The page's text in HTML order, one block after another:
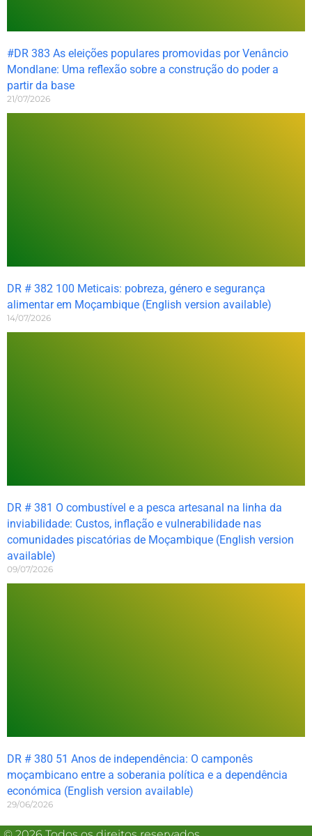
#DR 383 As eleições populares promovidas por Venâncio
Mondlane: Uma reflexão sobre a construção do poder a
partir da base
21/07/2026
DR # 382 100 Meticais: pobreza, género e segurança
alimentar em Moçambique (English version available)
14/07/2026
DR # 381 O combustível e a pesca artesanal na linha da
inviabilidade: Custos, inflação e vulnerabilidade nas
comunidades piscatórias de Moçambique (English version
available)
09/07/2026
DR # 380 51 Anos de independência: O camponês
moçambicano entre a soberania política e a dependência
económica (English version available)
29/06/2026